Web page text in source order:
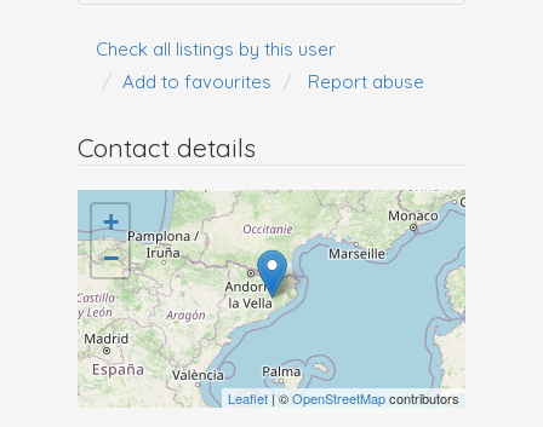
Check all listings by this user
Add to favourites
Report abuse
Contact details
+
−
Leaflet | ©OpenStreetMapcontributors